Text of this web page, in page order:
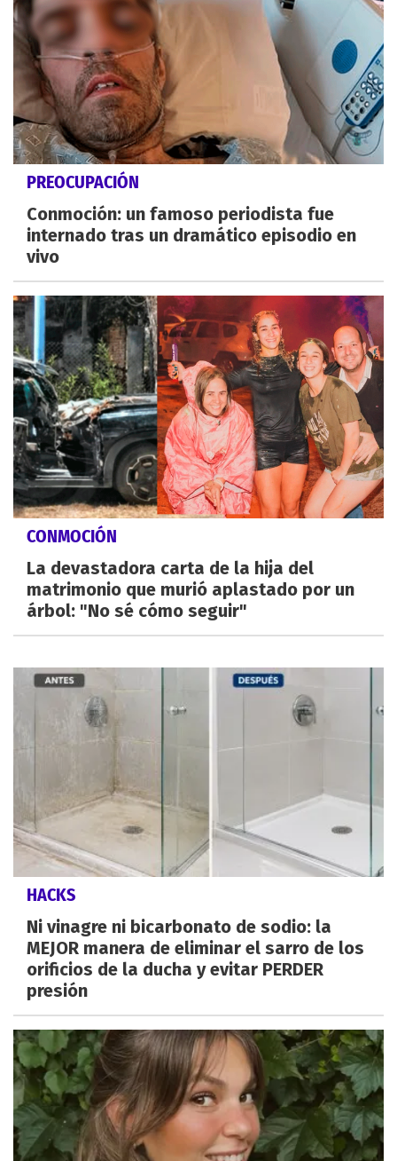
PREOCUPACIÓN
Conmoción: un famoso periodista fue
internado tras un dramático episodio en
vivo
CONMOCIÓN
La devastadora carta de la hija del
matrimonio que murió aplastado por un
árbol: "No sé cómo seguir"
HACKS
Ni vinagre ni bicarbonato de sodio: la
MEJOR manera de eliminar el sarro de los
orificios de la ducha y evitar PERDER
presión